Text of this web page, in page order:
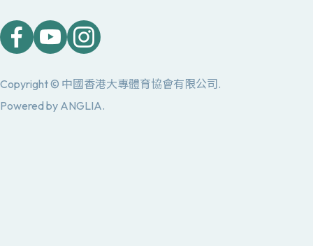
Copyright © 中國香港大專體育協會有限公司.
Powered by ANGLIA.